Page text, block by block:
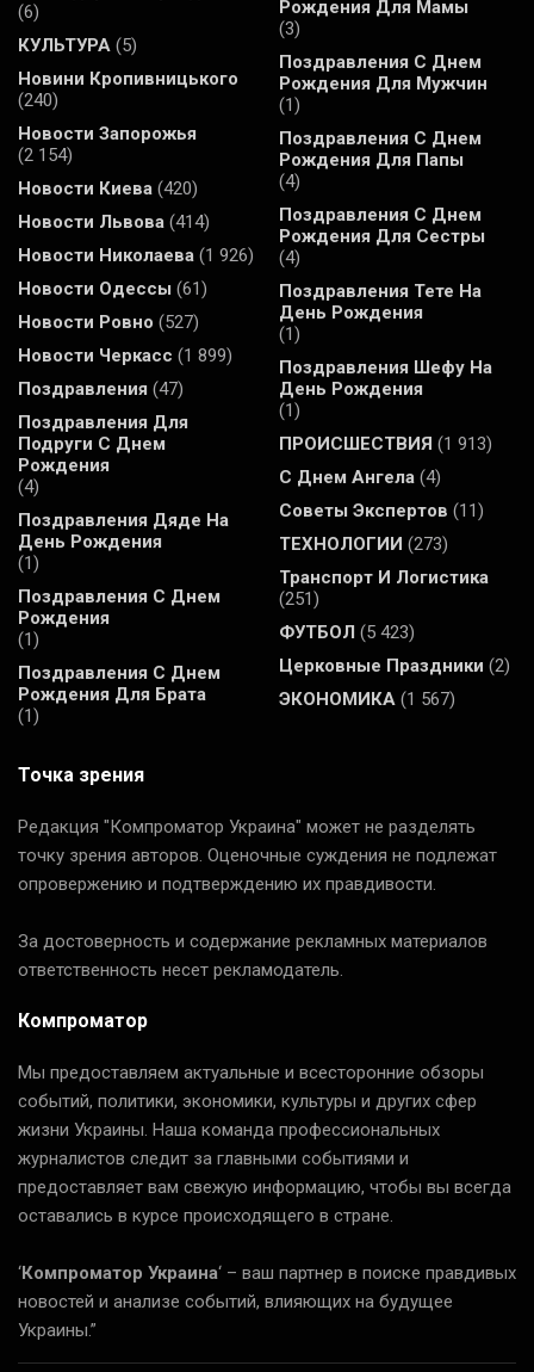
(6)
КУЛЬТУРА (5)
Новини Кропивницького
(240)
Новости Запорожья
(2 154)
Новости Киева (420)
Новости Львова (414)
Новости Николаева (1 926)
Новости Одессы (61)
Новости Ровно (527)
Новости Черкасс (1 899)
Поздравления (47)
Поздравления Для
Подруги С Днем
Рождения
(4)
Поздравления Дяде На
День Рождения
(1)
Поздравления С Днем
Рождения
(1)
Поздравления С Днем
Рождения Для Брата
(1)
Рождения Для Мамы
(3)
Поздравления С Днем
Рождения Для Мужчин
(1)
Поздравления С Днем
Рождения Для Папы
(4)
Поздравления С Днем
Рождения Для Сестры
(4)
Поздравления Тете На
День Рождения
(1)
Поздравления Шефу На
День Рождения
(1)
ПРОИСШЕСТВИЯ (1 913)
С Днем Ангела (4)
Советы Экспертов (11)
ТЕХНОЛОГИИ (273)
Транспорт И Логистика
(251)
ФУТБОЛ (5 423)
Церковные Праздники (2)
ЭКОНОМИКА (1 567)
Точка зрения
Редакция "Компроматор Украина" может не разделять
точку зрения авторов. Оценочные суждения не подлежат
опровержению и подтверждению их правдивости.
За достоверность и содержание рекламных материалов
ответственность несет рекламодатель.
Компроматор
Мы предоставляем актуальные и всесторонние обзоры
событий, политики, экономики, культуры и других сфер
жизни Украины. Наша команда профессиональных
журналистов следит за главными событиями и
предоставляет вам свежую информацию, чтобы вы всегда
оставались в курсе происходящего в стране.
‘Компроматор Украина‘ – ваш партнер в поиске правдивых
новостей и анализе событий, влияющих на будущее
Украины.”